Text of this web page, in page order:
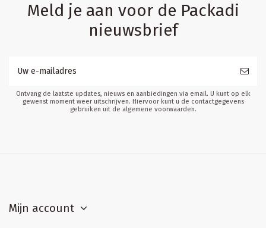
Meld je aan voor de Packadi
nieuwsbrief
Ontvang de laatste updates, nieuws en aanbiedingen via email. U kunt op elk
gewenst moment weer uitschrijven. Hiervoor kunt u de contactgegevens
gebruiken uit de algemene voorwaarden.
Mijn account